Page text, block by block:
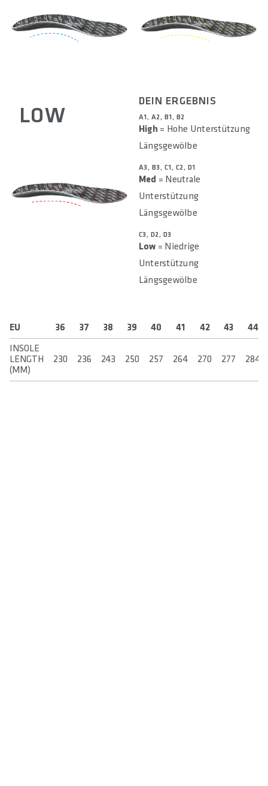
LOW
DEIN ERGEBNIS
A1, A2, B1, B2
High = Hohe Unterstützung
Längsgewölbe
A3, B3, C1, C2, D1
Med = Neutrale
Unterstützung
Längsgewölbe
C3, D2, D3
Low = Niedrige
Unterstützung
Längsgewölbe
EU 36 37 38 39 40 41 42 43
44
INSOLE
LENGTH
(MM)
230 236 243 250 257 264 270 277 284